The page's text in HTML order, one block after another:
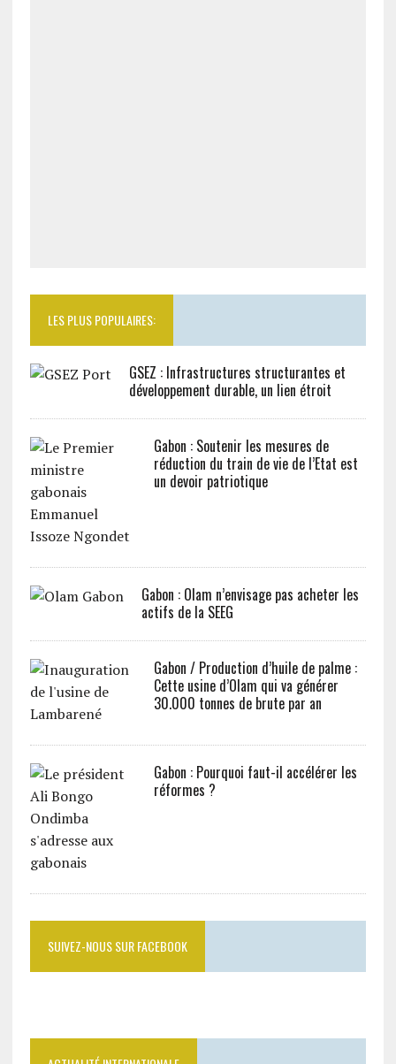
LES PLUS POPULAIRES:
GSEZ : Infrastructures structurantes et
développement durable, un lien étroit
Gabon : Soutenir les mesures de
réduction du train de vie de l’Etat est
un devoir patriotique
Gabon : Olam n’envisage pas acheter les
actifs de la SEEG
Gabon / Production d’huile de palme :
Cette usine d’Olam qui va générer
30.000 tonnes de brute par an
Gabon : Pourquoi faut-il accélérer les
réformes ?
SUIVEZ-NOUS SUR FACEBOOK